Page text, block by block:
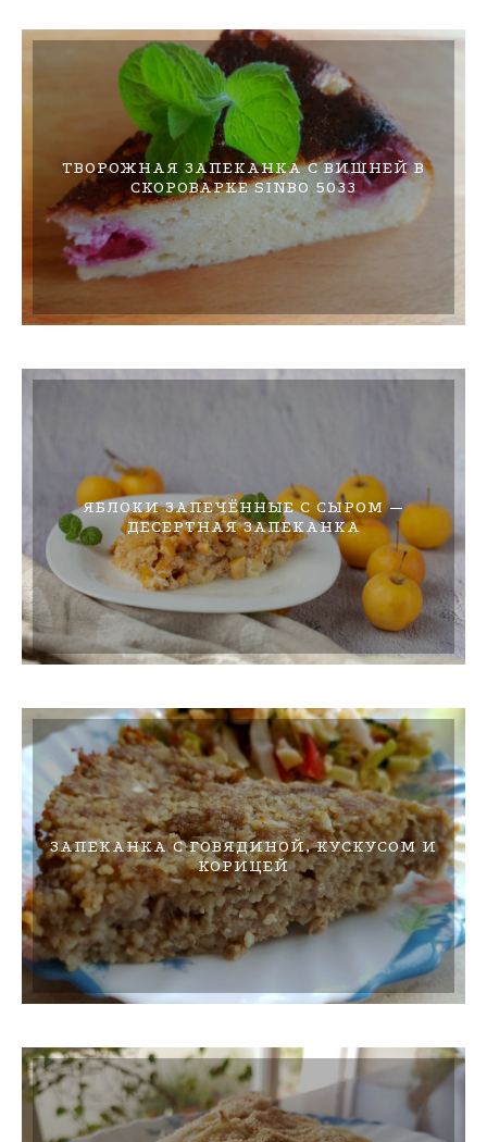
ТВОРОЖНАЯ ЗАПЕКАНКА С ВИШНЕЙ В
СКОРОВАРКЕ SINBO 5033
ЯБЛОКИ ЗАПЕЧЁННЫЕ С СЫРОМ —
ДЕСЕРТНАЯ ЗАПЕКАНКА
ЗАПЕКАНКА С ГОВЯДИНОЙ, КУСКУСОМ И
КОРИЦЕЙ